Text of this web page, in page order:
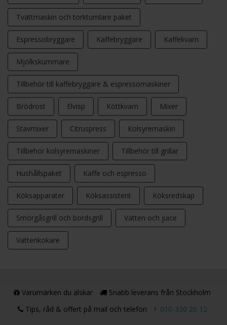
Tvättmaskin och torktumlare paket
Espressobryggare Kaffebryggare Kaffekvarn
Mjölkskummare
Tillbehör till kaffebryggare & espressomaskiner
Brödrost Elvisp Köttkvarn Mixer
Stavmixer Citruspress Kolsyremaskin
Tillbehör kolsyremaskiner Tillbehör till grillar
Hushållspaket Kaffe och espresso
Köksapparater Köksassistent Köksredskap
Smörgåsgrill och bordsgrill Vatten och juice
Vattenkokare
Varumärken du älskar
Snabb leverans från Stockholm
Tips, råd & offert på mail och telefon
010-330 20 12